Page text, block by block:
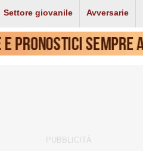
Settore giovanile Avversarie